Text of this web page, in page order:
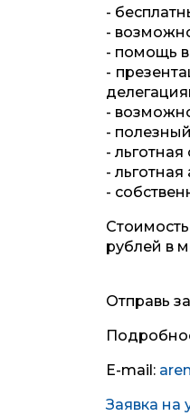
-
-
- помощь
-
-
-
-
-
-
рублей в
Отправь
E-mail:
Заявка на